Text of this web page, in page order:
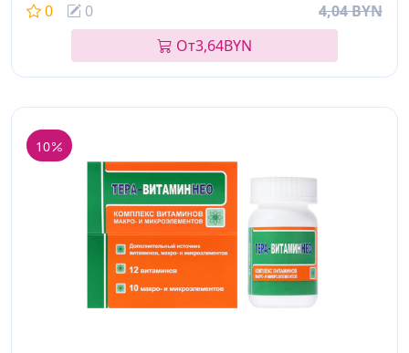
0 0
4,04 BYN
От3,64BYN
10